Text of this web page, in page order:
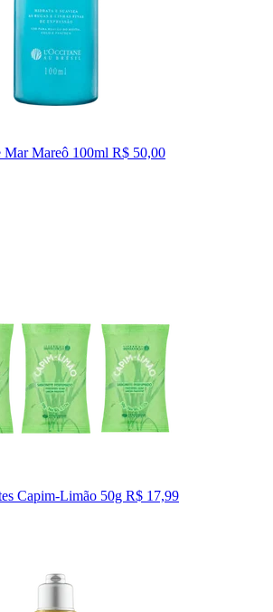
Mar Mareô 100ml R$ 50,00
Capim-Limão 50g R$ 17,99